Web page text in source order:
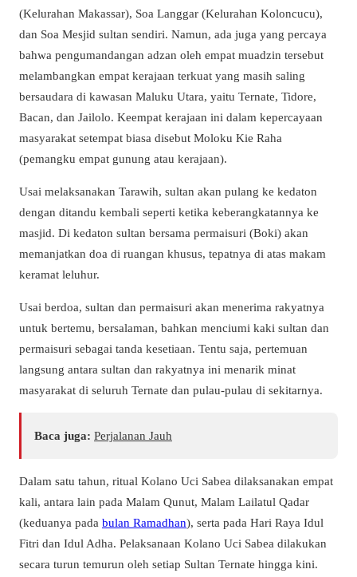
(Kelurahan Makassar), Soa Langgar (Kelurahan Koloncucu),
dan Soa Mesjid sultan sendiri. Namun, ada juga yang percaya
bahwa pengumandangan adzan oleh empat muadzin tersebut
melambangkan empat kerajaan terkuat yang masih saling
bersaudara di kawasan Maluku Utara, yaitu Ternate, Tidore,
Bacan, dan Jailolo. Keempat kerajaan ini dalam kepercayaan
masyarakat setempat biasa disebut Moloku Kie Raha
(pemangku empat gunung atau kerajaan).
Usai melaksanakan Tarawih, sultan akan pulang ke kedaton
dengan ditandu kembali seperti ketika keberangkatannya ke
masjid. Di kedaton sultan bersama permaisuri (Boki) akan
memanjatkan doa di ruangan khusus, tepatnya di atas makam
keramat leluhur.
Usai berdoa, sultan dan permaisuri akan menerima rakyatnya
untuk bertemu, bersalaman, bahkan menciumi kaki sultan dan
permaisuri sebagai tanda kesetiaan. Tentu saja, pertemuan
langsung antara sultan dan rakyatnya ini menarik minat
masyarakat di seluruh Ternate dan pulau-pulau di sekitarnya.
Baca juga: Perjalanan Jauh
Dalam satu tahun, ritual Kolano Uci Sabea dilaksanakan empat
kali, antara lain pada Malam Qunut, Malam Lailatul Qadar
(keduanya pada bulan Ramadhan), serta pada Hari Raya Idul
Fitri dan Idul Adha. Pelaksanaan Kolano Uci Sabea dilakukan
secara turun temurun oleh setiap Sultan Ternate hingga kini.